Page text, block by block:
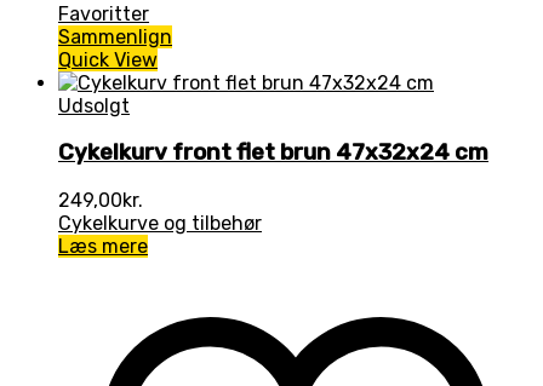
Favoritter
Sammenlign
Quick View
Udsolgt
Cykelkurv front flet brun 47x32x24 cm
249,00kr.
Cykelkurve og tilbehør
Læs mere